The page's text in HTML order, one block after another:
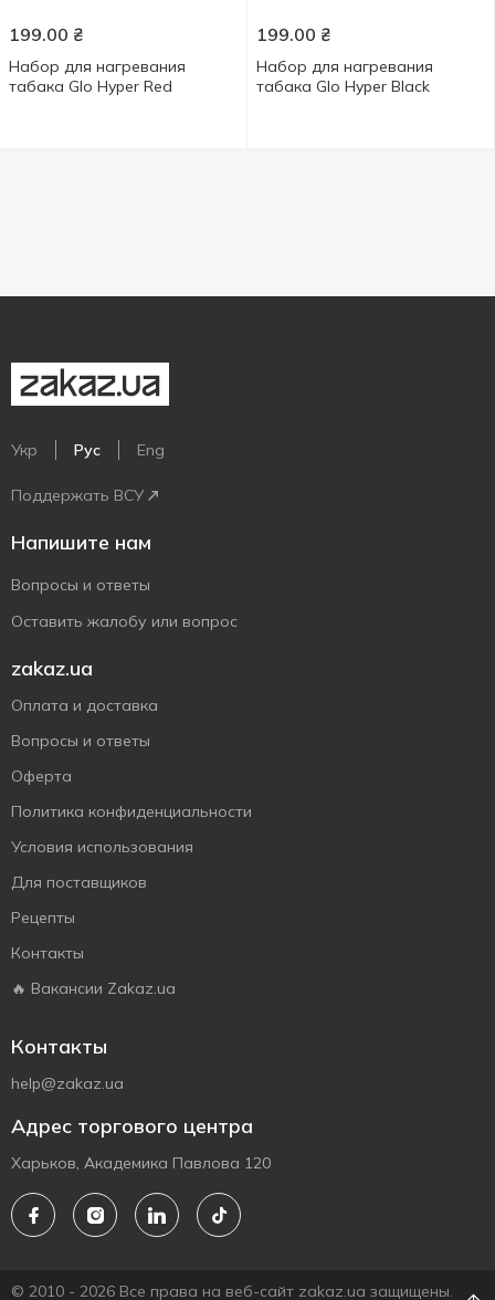
199.00 ₴
Набор для нагревания
табака Glo Hyper Red
199.00 ₴
Набор для нагревания
табака Glo Hyper Black
Укр Рус Eng
Поддержать ВСУ
Напишите нам
Вопросы и ответы
Оставить жалобу или вопрос
zakaz.ua
Оплата и доставка
Вопросы и ответы
Оферта
Политика конфиденциальности
Условия использования
Для поставщиков
Рецепты
Контакты
🔥 Вакансии Zakaz.ua
Контакты
help@zakaz.ua
Адрес торгового центра
Харьков, Академика Павлова 120
© 2010 - 2026 Все права на веб-сайт zakaz.ua защищены.